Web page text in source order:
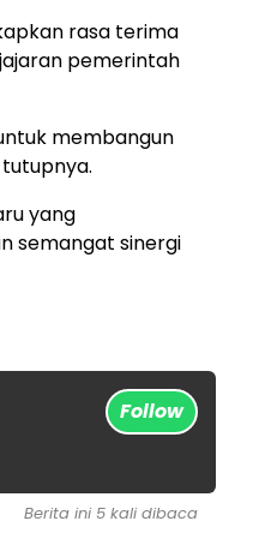
rasa terima
pemerintah
membangun
yang
semangat sinergi
Follow
Berita ini 5 kali dibaca